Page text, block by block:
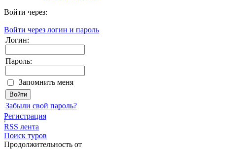
Войти через:
Войти через логин и пароль
Логин:
Пароль:
Запомнить меня
Забыли свой пароль?
Регистрация
RSS лента
Поиск туров
Продолжительность от